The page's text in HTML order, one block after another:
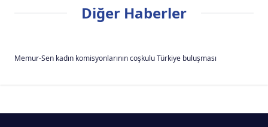
Diğer Haberler
Memur-Sen kadın komisyonlarının coşkulu Türkiye buluşması